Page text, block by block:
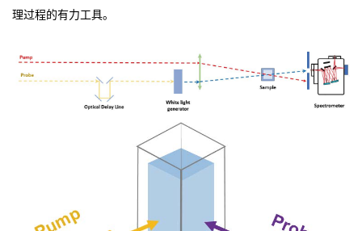
理过程的有力工具。